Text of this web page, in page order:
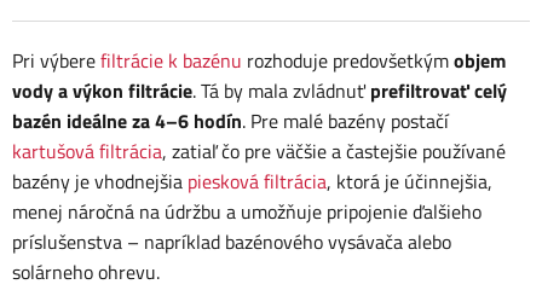
Pri výberefiltrácie k bazénu rozhoduje predovšetkýmobjem
vody a výkon filtrácie. Tá by mala zvládnuť prefiltrovať celý
bazén ideálne za 4–6 hodín. Pre malé bazény postačí
kartušová filtrácia, zatiaľ čo pre väčšie a častejšie používané
bazény je vhodnejšia piesková filtrácia, ktorá je účinnejšia,
menej náročná na údržbu a umožňuje pripojenie ďalšieho
príslušenstva – napríklad bazénového vysávača alebo
solárneho ohrevu.